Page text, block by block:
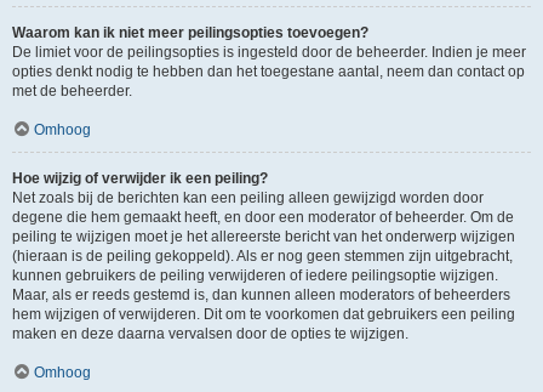
Waarom kan ik niet meer peilingsopties toevoegen?
De limiet voor de peilingsopties is ingesteld door de beheerder. Indien je meer
opties denkt nodig te hebben dan het toegestane aantal, neem dan contact op
met de beheerder.
Omhoog
Hoe wijzig of verwijder ik een peiling?
Net zoals bij de berichten kan een peiling alleen gewijzigd worden door
degene die hem gemaakt heeft, en door een moderator of beheerder. Om de
peiling te wijzigen moet je het allereerste bericht van het onderwerp wijzigen
(hieraan is de peiling gekoppeld). Als er nog geen stemmen zijn uitgebracht,
kunnen gebruikers de peiling verwijderen of iedere peilingsoptie wijzigen.
Maar, als er reeds gestemd is, dan kunnen alleen moderators of beheerders
hem wijzigen of verwijderen. Dit om te voorkomen dat gebruikers een peiling
maken en deze daarna vervalsen door de opties te wijzigen.
Omhoog